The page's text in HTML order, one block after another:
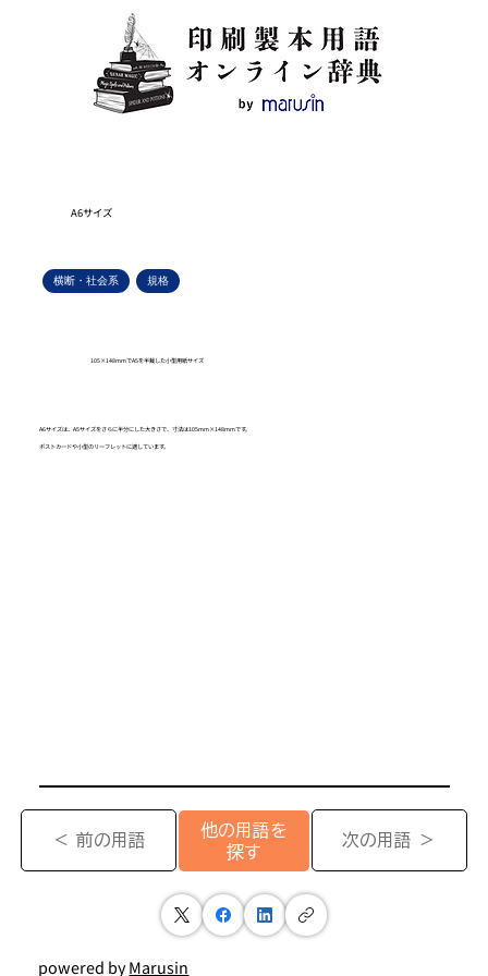
A6サイズ
横断・社会系 規格
105×148mmでA5を半裁した小型用紙サイズ
A6サイズは、A5サイズをさらに半分にした大きさで、寸法は105mm×148mmです。
ポストカードや小型のリーフレットに適しています。
＜ 前の用語
他の用語を
探す
次の用語 ＞
powered byMarusin